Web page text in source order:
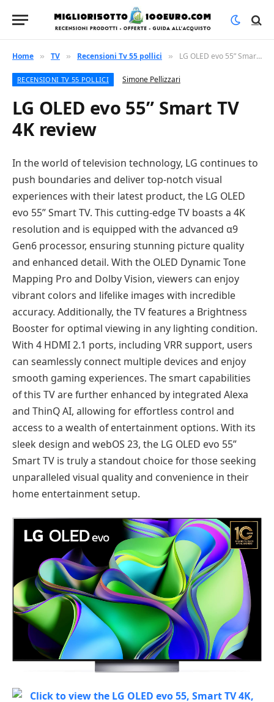
Home » TV » Recensioni Tv 55 pollici » LG OLED evo 55” Smart TV 4K review
RECENSIONI TV 55 POLLICI Simone Pellizzari
LG OLED evo 55” Smart TV
4K review
In the world of television technology, LG continues to
push boundaries and deliver top-notch visual
experiences with their latest product, the LG OLED
evo 55” Smart TV. This cutting-edge TV boasts a 4K
resolution and is equipped with the advanced α9
Gen6 processor, ensuring stunning picture quality
and enhanced detail. With the OLED Dynamic Tone
Mapping Pro and Dolby Vision, viewers can enjoy
vibrant colors and lifelike images with incredible
accuracy. Additionally, the TV features a Brightness
Booster for optimal viewing in any lighting condition.
With 4 HDMI 2.1 ports, including VRR support, users
can seamlessly connect multiple devices and enjoy
smooth gaming experiences. The smart capabilities
of this TV are further enhanced by integrated Alexa
and ThinQ AI, allowing for effortless control and
access to a wealth of entertainment options. With its
sleek design and webOS 23, the LG OLED evo 55”
Smart TV is truly a standout choice for those seeking
unparalleled visual quality and convenience in their
home entertainment setup.